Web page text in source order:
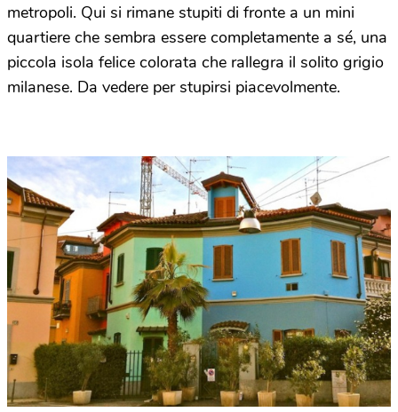
metropoli. Qui si rimane stupiti di fronte a un mini
quartiere che sembra essere completamente a sé, una
piccola isola felice colorata che rallegra il solito grigio
milanese. Da vedere per stupirsi piacevolmente.